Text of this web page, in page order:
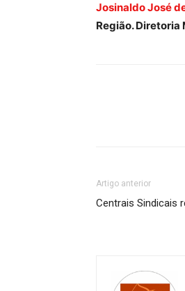
Josinaldo José
Região.
Artigo anterior
Centrais Sindicais